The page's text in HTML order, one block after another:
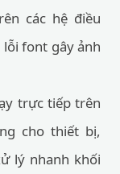
các hệ điều
font gây ảnh
trực tiếp trên
cho thiết bị,
lý nhanh khối